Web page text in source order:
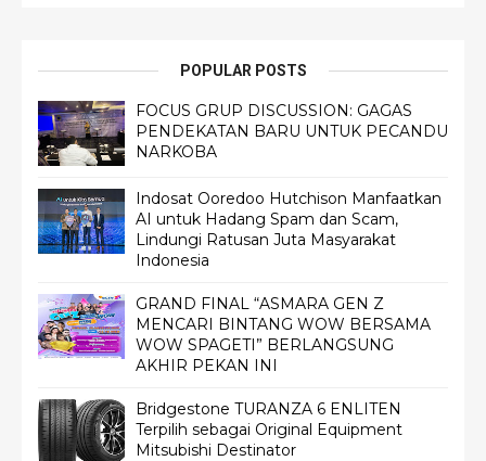
POPULAR POSTS
FOCUS GRUP DISCUSSION: GAGAS
PENDEKATAN BARU UNTUK PECANDU
NARKOBA
Indosat Ooredoo Hutchison Manfaatkan
AI untuk Hadang Spam dan Scam,
Lindungi Ratusan Juta Masyarakat
Indonesia
GRAND FINAL “ASMARA GEN Z
MENCARI BINTANG WOW BERSAMA
WOW SPAGETI” BERLANGSUNG
AKHIR PEKAN INI
Bridgestone TURANZA 6 ENLITEN
Terpilih sebagai Original Equipment
Mitsubishi Destinator